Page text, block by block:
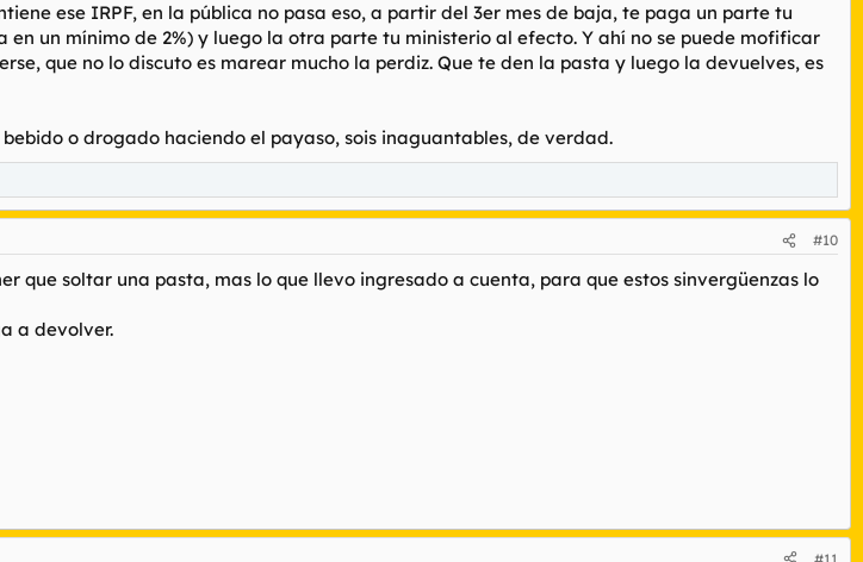
ese IRPF, en la pública no pasa eso, a partir del 3er mes de baja, te paga un parte tu
en un mínimo de 2%) y luego la otra parte tu ministerio al efecto. Y ahí no se puede mofificar
que no lo discuto es marear mucho la perdiz. Que te den la pasta y luego la devuelves, es
o drogado haciendo el payaso, sois inaguantables, de verdad.
#10
que soltar una pasta, mas lo que llevo ingresado a cuenta, para que estos sinvergüenzas lo
a devolver.
#11